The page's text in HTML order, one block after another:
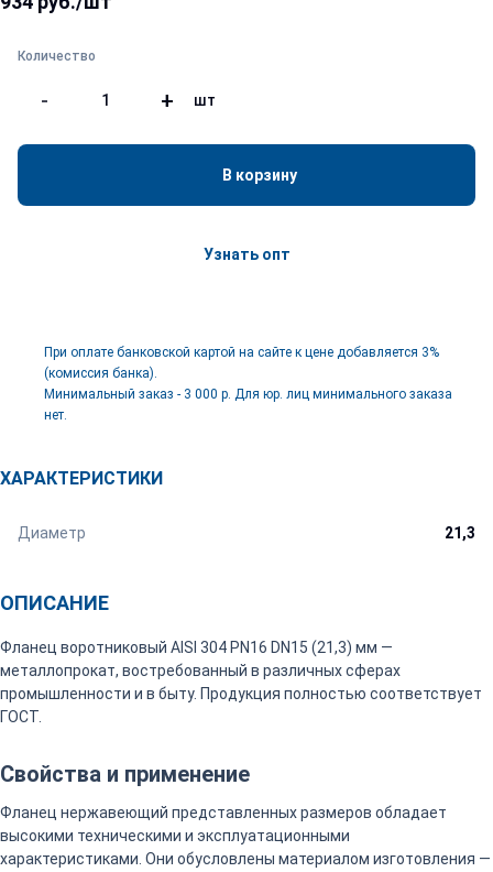
Количество
- + шт
В корзину
Узнать опт
При оплате банковской картой на сайте к цене добавляется 3%
(комиссия банка).
Минимальный заказ - 3 000 р. Для юр. лиц минимального заказа
нет.
ХАРАКТЕРИСТИКИ
Диаметр 21,3
ОПИСАНИЕ
Фланец воротниковый AISI 304 PN16 DN15 (21,3) мм —
металлопрокат, востребованный в различных сферах
промышленности и в быту. Продукция полностью соответствует
ГОСТ.
Свойства и применение
Фланец нержавеющий представленных размеров обладает
высокими техническими и эксплуатационными
характеристиками. Они обусловлены материалом изготовления —